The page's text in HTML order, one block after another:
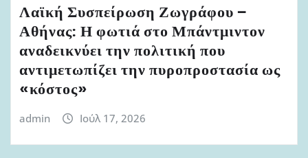
Λαϊκή Συσπείρωση Ζωγράφου –
Αθήνας: Η φωτιά στο Μπάντμιντον
αναδεικνύει την πολιτική που
αντιμετωπίζει την πυροπροστασία ως
«κόστος»
admin Ιούλ 17, 2026